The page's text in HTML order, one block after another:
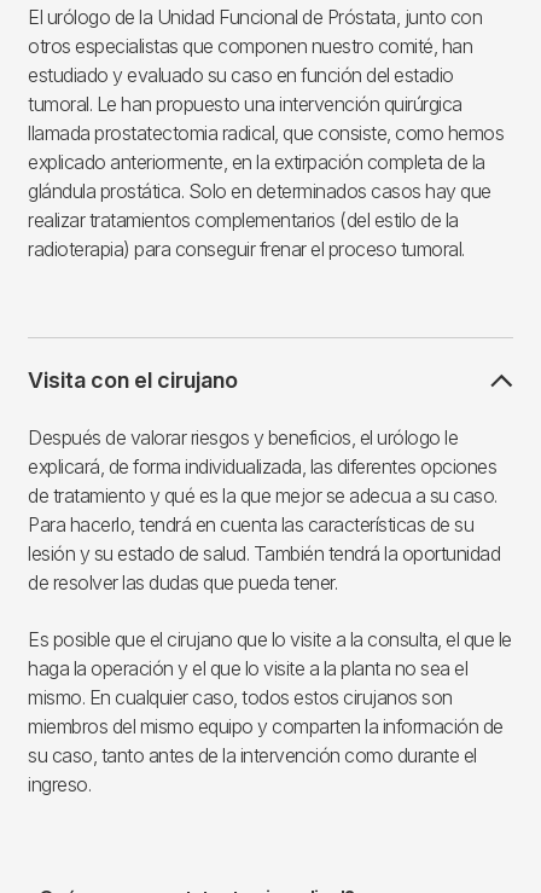
El urólogo de la Unidad Funcional de Próstata, junto con
otros especialistas que componen nuestro comité, han
estudiado y evaluado su caso en función del estadio
tumoral. Le han propuesto una intervención quirúrgica
llamada prostatectomia radical, que consiste, como hemos
explicado anteriormente, en la extirpación completa de la
glándula prostática. Solo en determinados casos hay que
realizar tratamientos complementarios (del estilo de la
radioterapia) para conseguir frenar el proceso tumoral.
Visita con el cirujano
Después de valorar riesgos y beneficios, el urólogo le
explicará, de forma individualizada, las diferentes opciones
de tratamiento y qué es la que mejor se adecua a su caso.
Para hacerlo, tendrá en cuenta las características de su
lesión y su estado de salud. También tendrá la oportunidad
de resolver las dudas que pueda tener.
Es posible que el cirujano que lo visite a la consulta, el que le
haga la operación y el que lo visite a la planta no sea el
mismo. En cualquier caso, todos estos cirujanos son
miembros del mismo equipo y comparten la información de
su caso, tanto antes de la intervención como durante el
ingreso.